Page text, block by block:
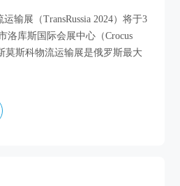
输展（TransRussia 2024）将于3
洛库斯国际会展中心（Crocus
莫斯科物流运输展是俄罗斯最大